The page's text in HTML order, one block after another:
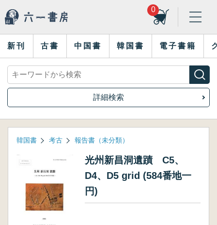
0
新刊 古書 中国書 韓国書 電子書籍
詳細検索
韓国書 考古 報告書（未分類）
光州新昌洞遺蹟 C5、
D4、D5 grid (584番地一
円)